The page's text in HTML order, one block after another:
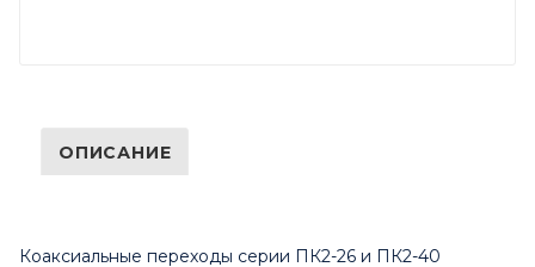
ОПИСАНИЕ
Коаксиальные переходы серии ПК2-26 и ПК2-40